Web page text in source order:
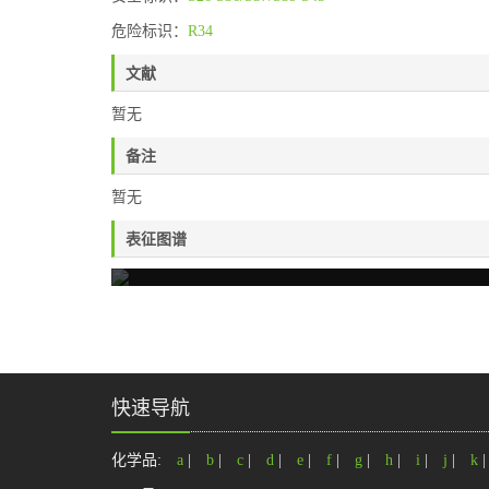
危险标识： R34
文献
暂无
备注
暂无
表征图谱
快速导航
化学品: a b c d e f g h i j k